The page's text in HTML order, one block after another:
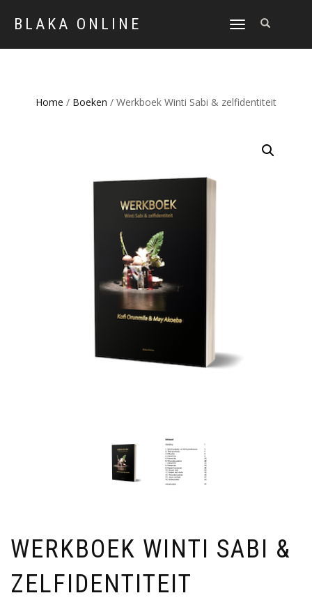
BLAKA ONLINE
SCHAKEL
MENU
Home / Boeken / Werkboek Winti Sabi & zelfidentiteit
WERKBOEK WINTI SABI &
ZELFIDENTITEIT